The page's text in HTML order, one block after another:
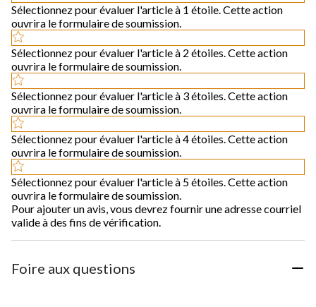
Sélectionnez pour évaluer l'article à 1 étoile. Cette action
ouvrira le formulaire de soumission.
Sélectionnez pour évaluer l'article à 2 étoiles. Cette action
ouvrira le formulaire de soumission.
Sélectionnez pour évaluer l'article à 3 étoiles. Cette action
ouvrira le formulaire de soumission.
Sélectionnez pour évaluer l'article à 4 étoiles. Cette action
ouvrira le formulaire de soumission.
Sélectionnez pour évaluer l'article à 5 étoiles. Cette action
ouvrira le formulaire de soumission.
Pour ajouter un avis, vous devrez fournir une adresse courriel
valide à des fins de vérification.
Foire aux questions